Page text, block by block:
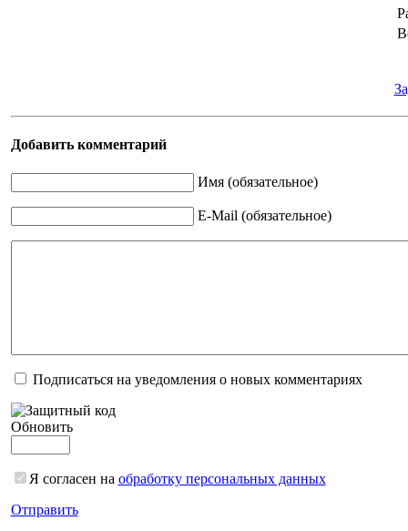
Добавить комментарий
Имя (обязательное)
E-Mail (обязательное)
Подписаться на уведомления о новых комментариях
Обновить
Я согласен на обработку персональных данных
Отправить